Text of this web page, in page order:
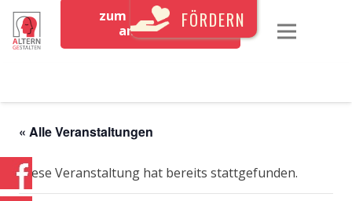
zum Newsletter
anmeldenFÖRDERN
« Alle Veranstaltungen
Diese Veranstaltung hat bereits stattgefunden.